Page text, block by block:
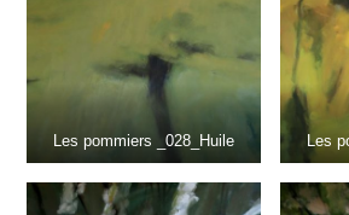
Les pommiers _028_Huile Les